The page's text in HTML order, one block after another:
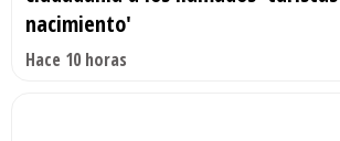
nacimiento'
Hace 10 horas